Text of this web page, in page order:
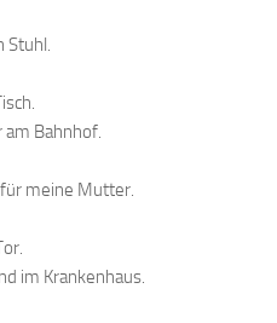
Stuhl.
Bahnhof.
meine Mutter.
im Krankenhaus.